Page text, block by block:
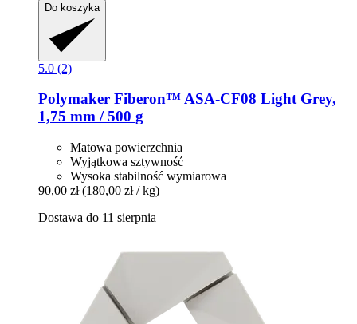
Do koszyka
5.0 (2)
Polymaker Fiberon™ ASA-​CF08 Light Grey,
1,75 mm / 500 g
Matowa powierzchnia
Wyjątkowa sztywność
Wysoka stabilność wymiarowa
90,00 zł (180,00 zł / kg)
Dostawa do 11 sierpnia